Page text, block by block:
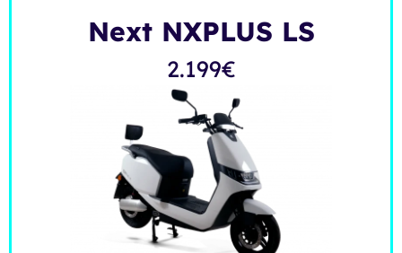
Next NXPLUS LS
2.199€